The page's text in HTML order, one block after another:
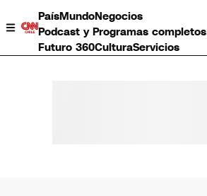
PaísMundoNegocios
Podcast y Programas completos
Futuro 360CulturaServicios